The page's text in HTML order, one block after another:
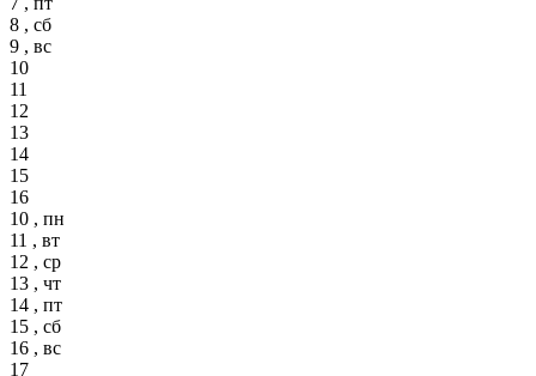
8 , сб
9 , вс
10
11
12
13
14
15
16
10 , пн
11 , вт
12 , ср
13 , чт
14 , пт
15 , сб
16 , вс
17